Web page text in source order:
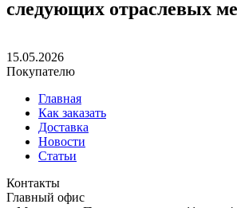
следующих отраслевых
15.05.2026
Покупателю
Главная
Как заказать
Доставка
Новости
Статьи
Контакты
Главный офис